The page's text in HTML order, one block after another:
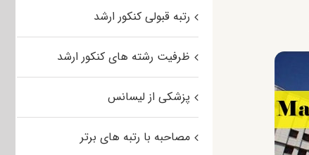
رتبه قبولی کنکور ارشد
ظرفیت رشته های کنکور ارشد
پزشکی از لیسانس
مصاحبه با رتبه های برتر